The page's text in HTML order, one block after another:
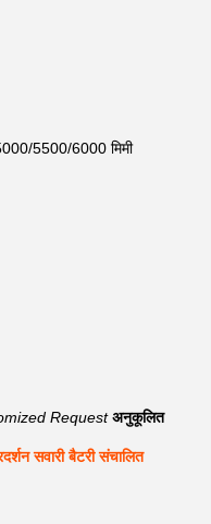
5500/6000 मिमी
Request अनुकूलित
सवारी बैटरी संचालित